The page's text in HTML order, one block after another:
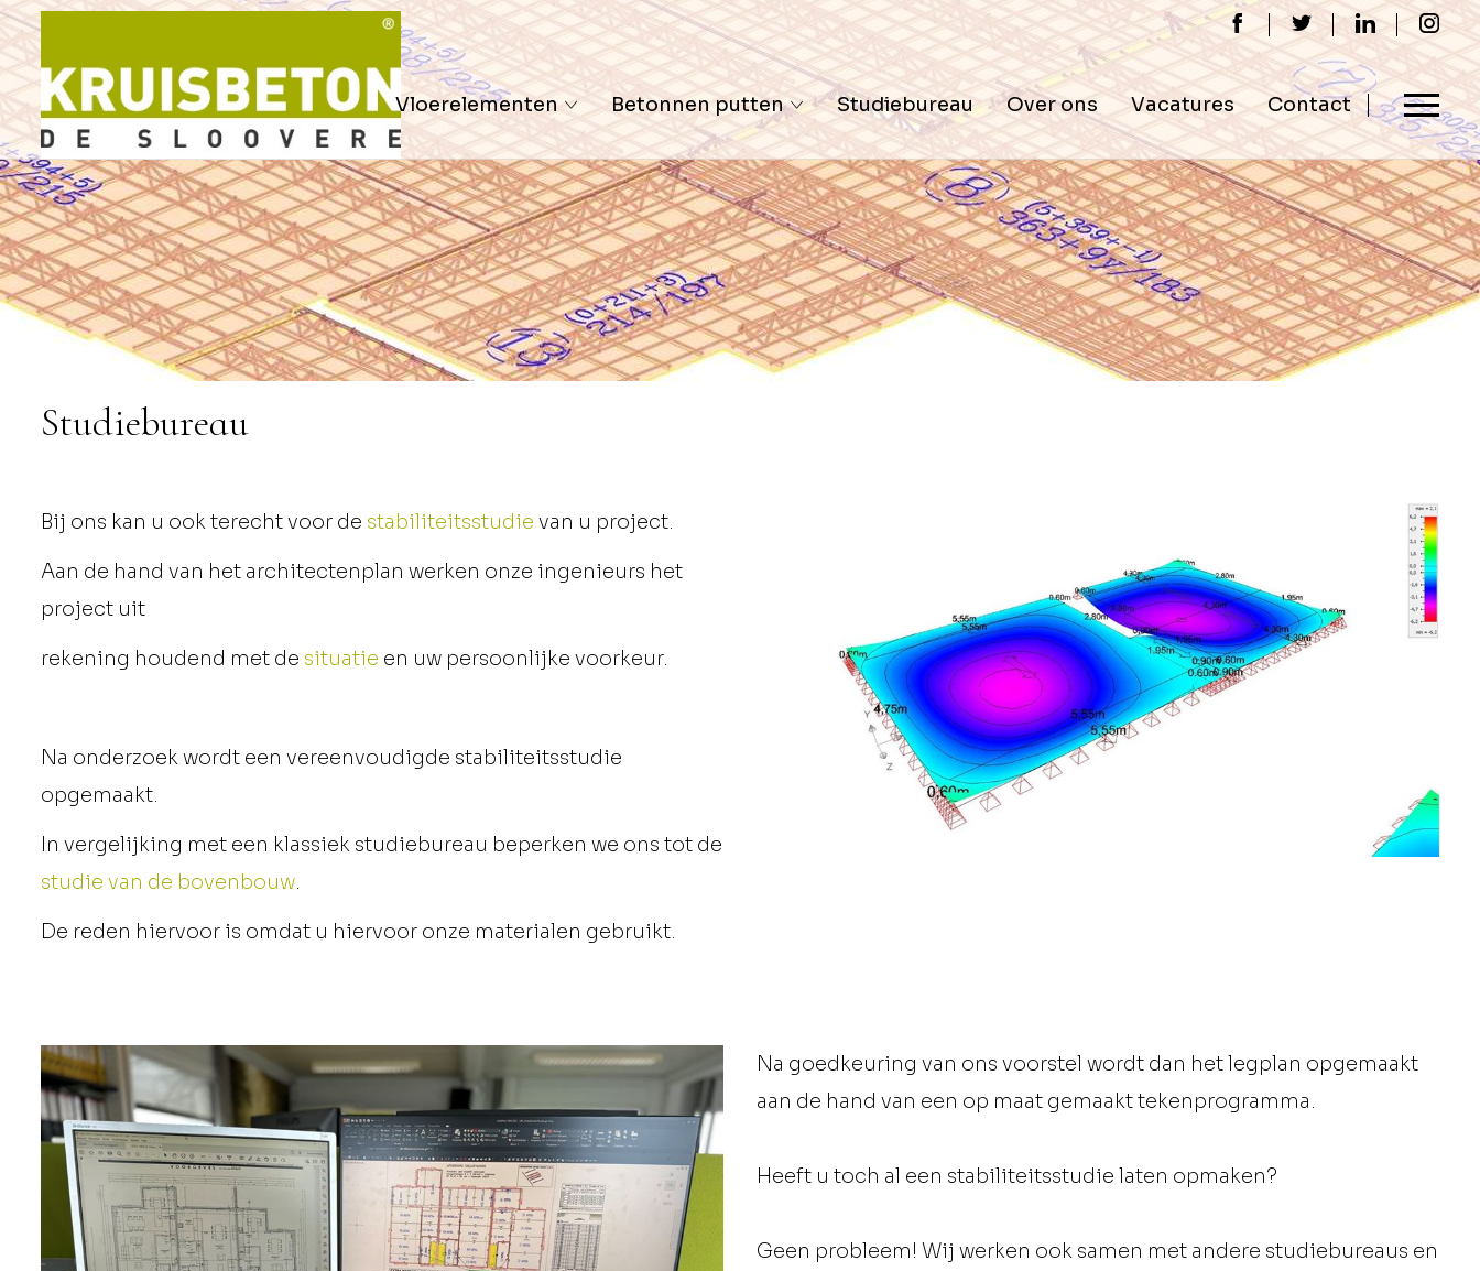
Vloerelementen Betonnen putten Studiebureau Over ons Vacatures Contact
Studiebureau
Bij ons kan u ook terecht voor de stabiliteitsstudie van u project.
Aan de hand van het architectenplan werken onze ingenieurs het
project uit
rekening houdend met de situatie en uw persoonlijke voorkeur.
Na onderzoek wordt een vereenvoudigde stabiliteitsstudie
opgemaakt.
In vergelijking met een klassiek studiebureau beperken we ons tot de
studie van de bovenbouw.
De reden hiervoor is omdat u hiervoor onze materialen gebruikt.
Na goedkeuring van ons voorstel wordt dan het legplan opgemaakt
aan de hand van een op maat gemaakt tekenprogramma.
Heeft u toch al een stabiliteitsstudie laten opmaken?
Geen probleem! Wij werken ook samen met andere studiebureaus en